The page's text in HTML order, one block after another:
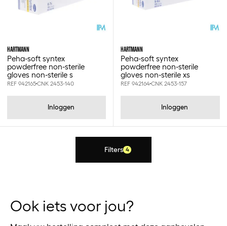
HARTMANN
Peha-soft syntex
powderfree non-sterile
gloves non-sterile s
REF 942165CNK 2453-140
Inloggen
HARTMANN
Peha-soft syntex
powderfree non-sterile
gloves non-sterile xs
REF 942164CNK 2453-157
Inloggen
Filters 4
Ook iets voor jou?